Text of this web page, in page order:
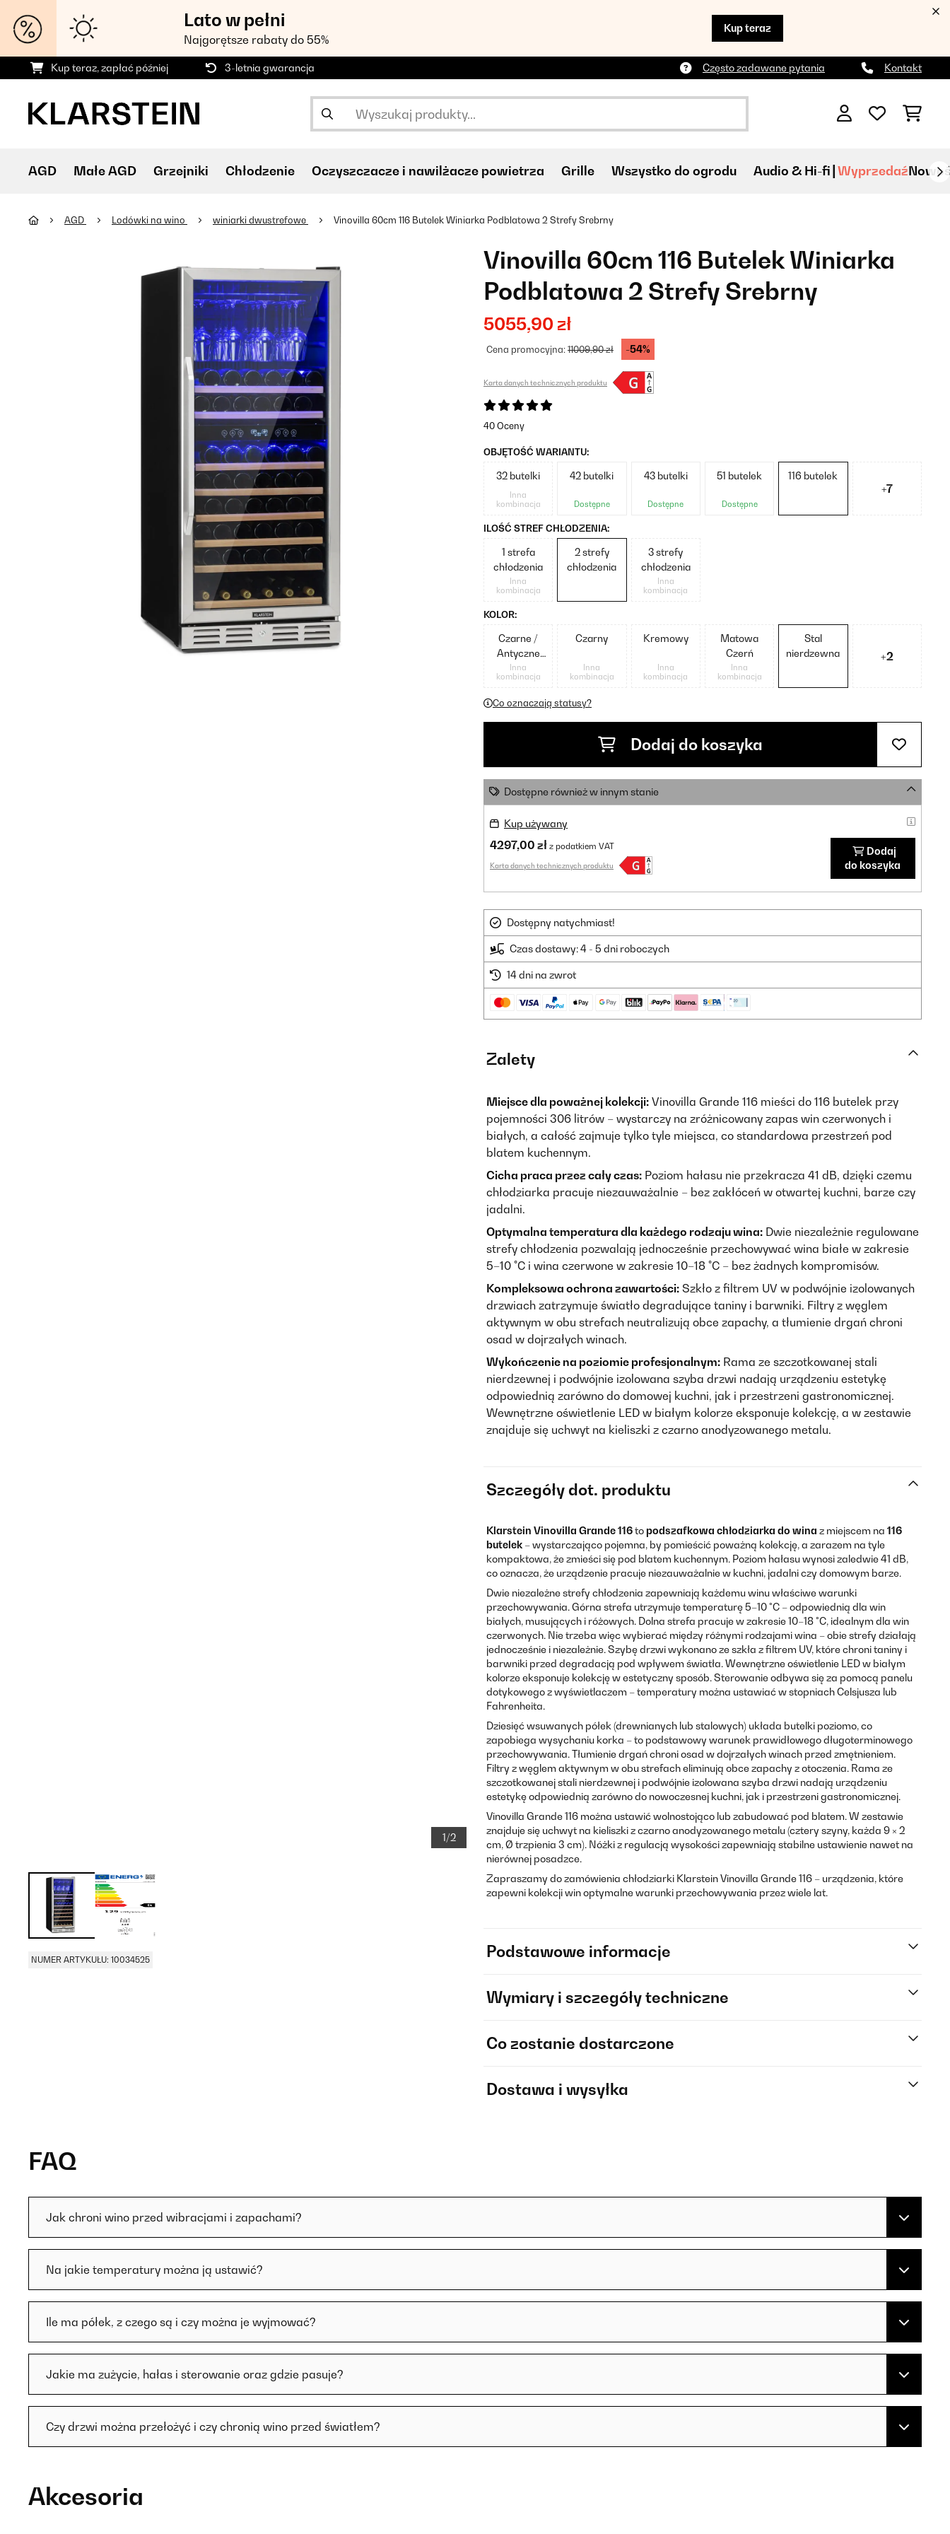
Lato w pełni
Najgorętsze rabaty do 55%
Kup teraz
Kup teraz, zapłać później 3-letnia gwarancja Często zadawane pytania Kontakt
AGD Małe AGD Grzejniki Chłodzenie Oczyszczacze i nawilżacze powietrza Grille Wszystko do ogrodu Audio & Hi-fi Wyprzedaź
AGD Lodówki na wino winiarki dwustrefowe Vinovilla 60cm 116 Butelek Winiarka Podblatowa 2 Strefy Srebrny
1/2
NUMER ARTYKUŁU: 10034525
Vinovilla 60cm 116 Butelek Winiarka
Podblatowa 2 Strefy Srebrny
5055,90 zł
Cena promocyjna:11009,90 zł -54%
Karta danych technicznych produktu
40 Oceny
OBJĘTOŚĆ WARIANTU:
32 butelki
Inna
kombinacja
42 butelki
Dostępne
43 butelki
Dostępne
51 butelek
Dostępne
116 butelek
+7
ILOŚĆ STREF CHŁODZENIA:
1 strefa
chłodzenia
Inna
kombinacja
2 strefy
chłodzenia
3 strefy
chłodzenia
Inna
kombinacja
KOLOR:
Czarne /
Antyczne
Złoto
Metaliczne
Inna
kombinacja
Czarny
Inna
kombinacja
Kremowy
Inna
kombinacja
Matowa
Czerń
Inna
kombinacja
Stal
nierdzewna
+2
Co oznaczają statusy?
Dodaj do koszyka
Dostępne również w innym stanie
Kup używany
4297,00 zł z podatkiem VAT
Karta danych technicznych produktu
Dodaj
do koszyka
Dostępny natychmiast!
Czas dostawy: 4 - 5 dni roboczych
14 dni na zwrot
Zalety
Miejsce dla poważnej kolekcji: Vinovilla Grande 116 mieści do 116 butelek przy
pojemności 306 litrów – wystarczy na zróżnicowany zapas win czerwonych i
białych, a całość zajmuje tylko tyle miejsca, co standardowa przestrzeń pod
blatem kuchennym.
Cicha praca przez cały czas: Poziom hałasu nie przekracza 41 dB, dzięki czemu
chłodziarka pracuje niezauważalnie – bez zakłóceń w otwartej kuchni, barze czy
jadalni.
Optymalna temperatura dla każdego rodzaju wina: Dwie niezależnie regulowane
strefy chłodzenia pozwalają jednocześnie przechowywać wina białe w zakresie
5–10 °C i wina czerwone w zakresie 10–18 °C – bez żadnych kompromisów.
Kompleksowa ochrona zawartości: Szkło z filtrem UV w podwójnie izolowanych
drzwiach zatrzymuje światło degradujące taniny i barwniki. Filtry z węglem
aktywnym w obu strefach neutralizują obce zapachy, a tłumienie drgań chroni
osad w dojrzałych winach.
Wykończenie na poziomie profesjonalnym: Rama ze szczotkowanej stali
nierdzewnej i podwójnie izolowana szyba drzwi nadają urządzeniu estetykę
odpowiednią zarówno do domowej kuchni, jak i przestrzeni gastronomicznej.
Wewnętrzne oświetlenie LED w białym kolorze eksponuje kolekcję, a w zestawie
znajduje się uchwyt na kieliszki z czarno anodyzowanego metalu.
Szczegóły dot. produktu
Klarstein Vinovilla Grande 116to podszafkowa chłodziarka do wina z miejscem na 116
butelek – wystarczająco pojemna, by pomieścić poważną kolekcję, a zarazem na tyle
kompaktowa, że zmieści się pod blatem kuchennym. Poziom hałasu wynosi zaledwie 41 dB,
co oznacza, że urządzenie pracuje niezauważalnie w kuchni, jadalni czy domowym barze.
Dwie niezależne strefy chłodzenia zapewniają każdemu winu właściwe warunki
przechowywania. Górna strefa utrzymuje temperaturę 5–10 °C – odpowiednią dla win
białych, musujących i różowych. Dolna strefa pracuje w zakresie 10–18 °C, idealnym dla win
czerwonych. Nie trzeba więc wybierać między różnymi rodzajami wina – obie strefy działają
jednocześnie i niezależnie. Szybę drzwi wykonano ze szkła z filtrem UV, które chroni taniny i
barwniki przed degradacją pod wpływem światła. Wewnętrzne oświetlenie LED w białym
kolorze eksponuje kolekcję w estetyczny sposób. Sterowanie odbywa się za pomocą panelu
dotykowego z wyświetlaczem – temperatury można ustawiać w stopniach Celsjusza lub
Fahrenheita.
Dziesięć wsuwanych półek (drewnianych lub stalowych) układa butelki poziomo, co
zapobiega wysychaniu korka – to podstawowy warunek prawidłowego długoterminowego
przechowywania. Tłumienie drgań chroni osad w dojrzałych winach przed zmętnieniem.
Filtry z węglem aktywnym w obu strefach eliminują obce zapachy z otoczenia. Rama ze
szczotkowanej stali nierdzewnej i podwójnie izolowana szyba drzwi nadają urządzeniu
estetykę odpowiednią zarówno do nowoczesnej kuchni, jak i przestrzeni gastronomicznej.
Vinovilla Grande 116 można ustawić wolnostojąco lub zabudować pod blatem. W zestawie
znajduje się uchwyt na kieliszki z czarno anodyzowanego metalu (cztery szyny, każda 9 × 2
cm, Ø trzpienia 3 cm). Nóżki z regulacją wysokości zapewniają stabilne ustawienie nawet na
nierównej posadzce.
Zapraszamy do zamówienia chłodziarki Klarstein Vinovilla Grande 116 – urządzenia, które
zapewni kolekcji win optymalne warunki przechowywania przez wiele lat.
Podstawowe informacje
Wymiary i szczegóły techniczne
Co zostanie dostarczone
Dostawa i wysyłka
FAQ
Jak chroni wino przed wibracjami i zapachami?
Na jakie temperatury można ją ustawić?
Ile ma półek, z czego są i czy można je wyjmować?
Jakie ma zużycie, hałas i sterowanie oraz gdzie pasuje?
Czy drzwi można przełożyć i czy chronią wino przed światłem?
Akcesoria